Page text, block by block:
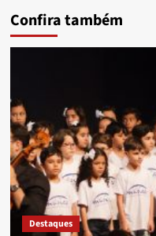
Confira também
Destaques